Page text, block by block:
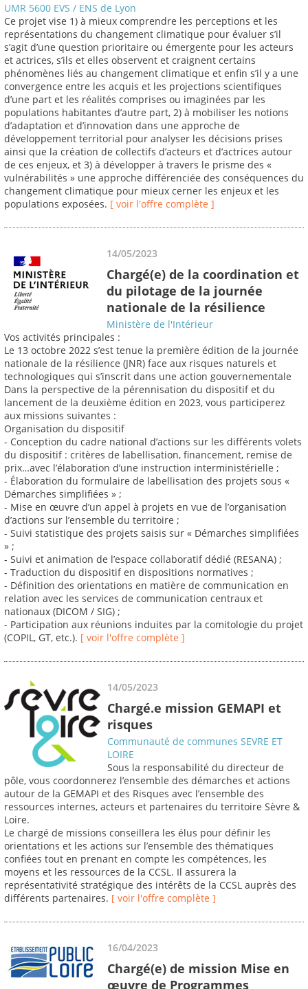
UMR 5600 EVS / ENS de Lyon
Ce projet vise 1) à mieux comprendre les perceptions et les
représentations du changement climatique pour évaluer s’il
s’agit d’une question prioritaire ou émergente pour les acteurs
et actrices, s’ils et elles observent et craignent certains
phénomènes liés au changement climatique et enfin s’il y a une
convergence entre les acquis et les projections scientifiques
d’une part et les réalités comprises ou imaginées par les
populations habitantes d’autre part, 2) à mobiliser les notions
d’adaptation et d’innovation dans une approche de
développement territorial pour analyser les décisions prises
ainsi que la création de collectifs d’acteurs et d’actrices autour
de ces enjeux, et 3) à développer à travers le prisme des «
vulnérabilités » une approche différenciée des conséquences du
changement climatique pour mieux cerner les enjeux et les
populations exposées. [ voir l'offre complète ]
14/05/2023
Chargé(e) de la coordination et
du pilotage de la journée
nationale de la résilience
Ministère de l'Intérieur
Vos activités principales :
Le 13 octobre 2022 s’est tenue la première édition de la journée
nationale de la résilience (JNR) face aux risques naturels et
technologiques qui s’inscrit dans une action gouvernementale
Dans la perspective de la pérennisation du dispositif et du
lancement de la deuxième édition en 2023, vous participerez
aux missions suivantes :
Organisation du dispositif
- Conception du cadre national d’actions sur les différents volets
du dispositif : critères de labellisation, financement, remise de
prix…avec l’élaboration d’une instruction interministérielle ;
- Élaboration du formulaire de labellisation des projets sous «
Démarches simplifiées » ;
- Mise en œuvre d’un appel à projets en vue de l’organisation
d’actions sur l’ensemble du territoire ;
- Suivi statistique des projets saisis sur « Démarches simplifiées
» ;
- Suivi et animation de l’espace collaboratif dédié (RESANA) ;
- Traduction du dispositif en dispositions normatives ;
- Définition des orientations en matière de communication en
relation avec les services de communication centraux et
nationaux (DICOM / SIG) ;
- Participation aux réunions induites par la comitologie du projet
(COPIL, GT, etc.). [ voir l'offre complète ]
14/05/2023
Chargé.e mission GEMAPI et
risques
Communauté de communes SEVRE ET
LOIRE
Sous la responsabilité du directeur de
pôle, vous coordonnerez l’ensemble des démarches et actions
autour de la GEMAPI et des Risques avec l’ensemble des
ressources internes, acteurs et partenaires du territoire Sèvre &
Loire.
Le chargé de missions conseillera les élus pour définir les
orientations et les actions sur l’ensemble des thématiques
confiées tout en prenant en compte les compétences, les
moyens et les ressources de la CCSL. Il assurera la
représentativité stratégique des intérêts de la CCSL auprès des
différents partenaires. [ voir l'offre complète ]
16/04/2023
Chargé(e) de mission Mise en
œuvre de Programmes